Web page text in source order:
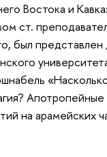
Востока и
ст.
был представлен
Апотропейные
на арамейских